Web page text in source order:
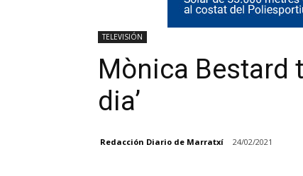
TELEVISIÓN
Mònica Bestard
dia’
Redacción Diario de Marratxí 24/02/2021